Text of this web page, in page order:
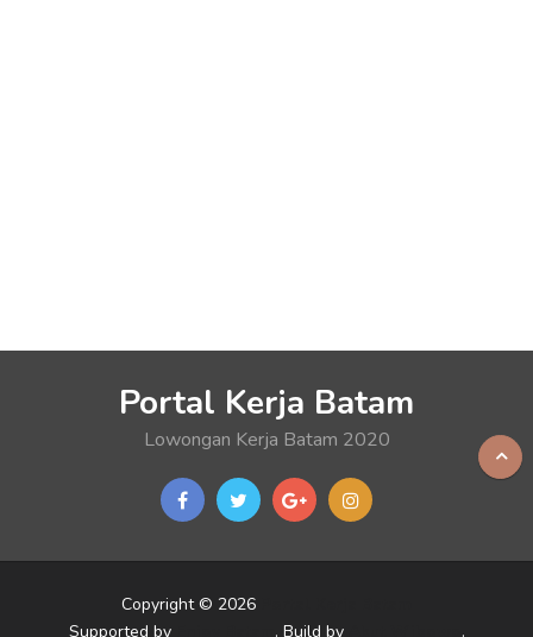
Portal Kerja Batam
Lowongan Kerja Batam 2020
Copyright © 2026
Supported by
. Build by .